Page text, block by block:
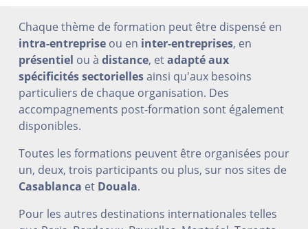
Chaque thème de formation peut être dispensé en
intra-entreprise ou en inter-entreprises, en
présentiel ou à distance, etadapté aux
spécificités sectoriellesainsi qu'aux besoins
particuliers de chaque organisation. Des
accompagnements post-formation sont également
disponibles.
Toutes les formations peuvent être organisées pour
un, deux, trois participants ou plus, sur nos sites de
Casablanca et Douala.
Pour les autres destinations internationales telles